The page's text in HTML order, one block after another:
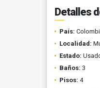
Detalles
País:
Localidad:
Estado:
Baños: 3
Pisos: 4